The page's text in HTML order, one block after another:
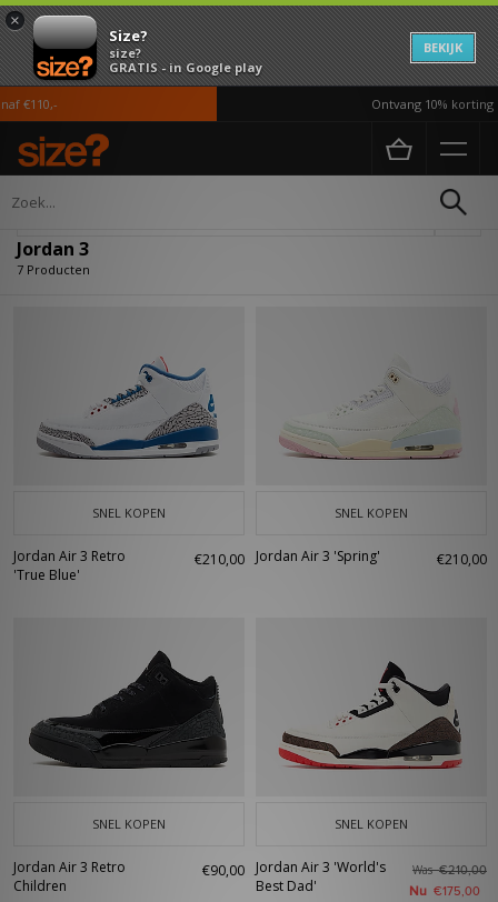
×
Size?
size?
GRATIS - in Google play
BEKIJK
€110,- Ontvang 10% korting
Home Jordan 3
Jordan 3
7 Producten
SNEL KOPEN
Jordan Air 3 Retro
'True Blue'
€210,00
SNEL KOPEN
Jordan Air 3 'Spring' €210,00
SNEL KOPEN
Jordan Air 3 Retro
Children
€90,00
SNEL KOPEN
Jordan Air 3 'World's
Best Dad'
Was€210,00
Nu €175,00